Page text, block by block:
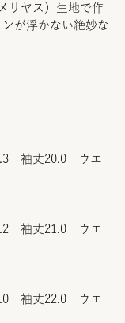
リヤス）生地で作
が浮かない絶妙な
袖丈20.0 ウエ
袖丈21.0 ウエ
袖丈22.0 ウエ